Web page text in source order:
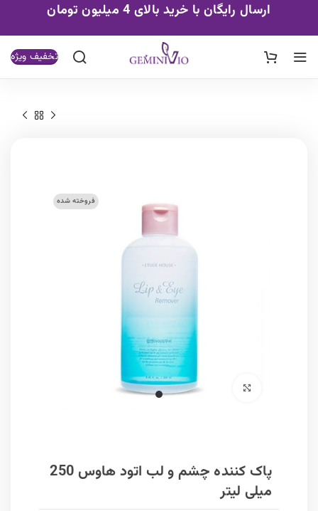
ارسال رایگان با خرید بالای 4 میلیون تومان
تخفیف ویژه
فروخته شده
برای بزرگنمایی کلیک کنید
پاک کننده چشم و لب اتود هاوس 250
میلی لیتر